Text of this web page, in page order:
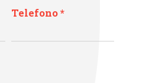
Telefono*